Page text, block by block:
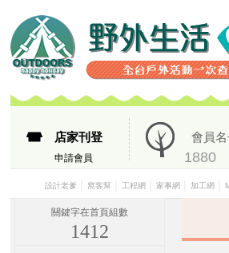
店家刊登
申請會員
會員
1880
設計老爹 窩客幫 工程網 家事網 加工網
關鍵字在首頁組數
1412